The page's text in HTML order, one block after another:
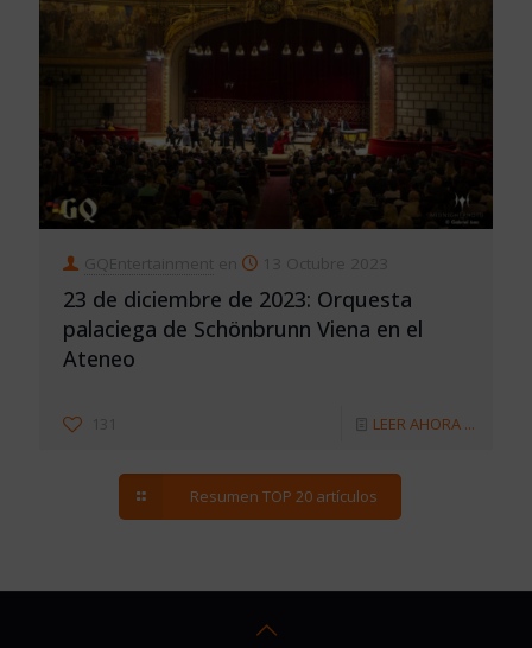
GQEntertainment en 13 Octubre 2023
23 de diciembre de 2023: Orquesta
palaciega de Schönbrunn Viena en el
Ateneo
131 LEER AHORA ...
Resumen TOP 20 artículos